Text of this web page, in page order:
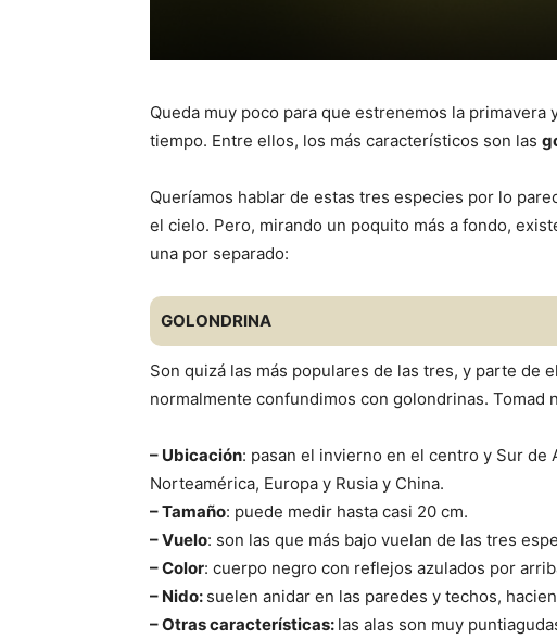
Queda muy poco para que estrenemos la
tiempo. Entre ellos, los más característicos son las
Queríamos hablar de estas tres especies por lo
el cielo. Pero, mirando un poquito más a fondo,
una por separado:
GOLONDRINA
Son quizá las más populares de las tres, y parte de
normalmente confundimos con golondrinas. Tomad
– Ubicación: pasan el invierno en el centro y Sur de
Norteamérica, Europa y Rusia y China.
– Tamaño: puede medir hasta casi 20 cm.
– Vuelo: son las que más bajo vuelan de las tres
– Color: cuerpo negro con reflejos azulados por
– Nido: suelen anidar en las paredes y techos,
– Otras características: las alas son muy